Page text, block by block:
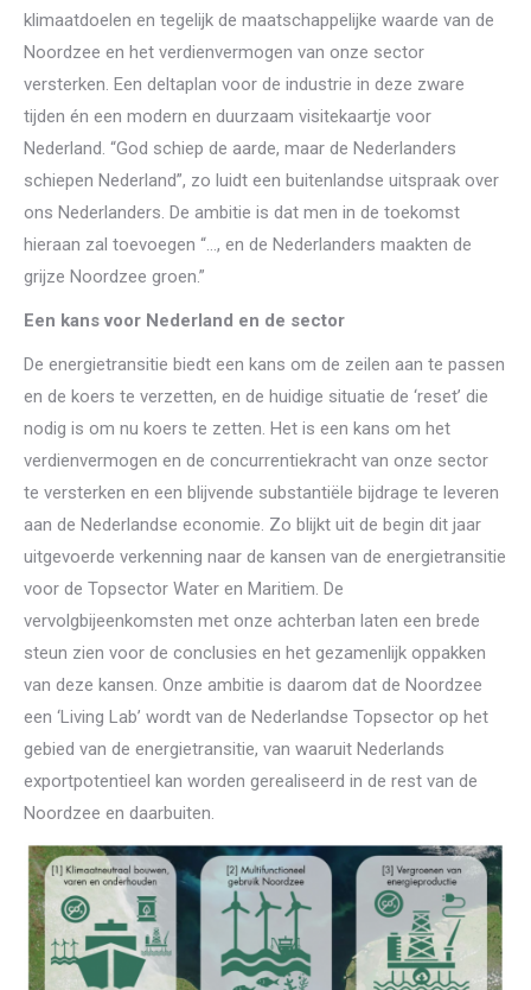
klimaatdoelen en tegelijk de maatschappelijke waarde van de
Noordzee en het verdienvermogen van onze sector
versterken. Een deltaplan voor de industrie in deze zware
tijden én een modern en duurzaam visitekaartje voor
Nederland. “God schiep de aarde, maar de Nederlanders
schiepen Nederland”, zo luidt een buitenlandse uitspraak over
ons Nederlanders. De ambitie is dat men in de toekomst
hieraan zal toevoegen “…, en de Nederlanders maakten de
grijze Noordzee groen.”
Een kans voor Nederland en de sector
De energietransitie biedt een kans om de zeilen aan te passen
en de koers te verzetten, en de huidige situatie de ‘reset’ die
nodig is om nu koers te zetten. Het is een kans om het
verdienvermogen en de concurrentiekracht van onze sector
te versterken en een blijvende substantiële bijdrage te leveren
aan de Nederlandse economie. Zo blijkt uit de begin dit jaar
uitgevoerde verkenning naar de kansen van de energietransitie
voor de Topsector Water en Maritiem. De
vervolgbijeenkomsten met onze achterban laten een brede
steun zien voor de conclusies en het gezamenlijk oppakken
van deze kansen. Onze ambitie is daarom dat de Noordzee
een ‘Living Lab’ wordt van de Nederlandse Topsector op het
gebied van de energietransitie, van waaruit Nederlands
exportpotentieel kan worden gerealiseerd in de rest van de
Noordzee en daarbuiten.